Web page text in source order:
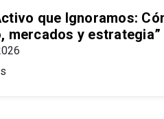
que Ignoramos:
mercados y estrategia”